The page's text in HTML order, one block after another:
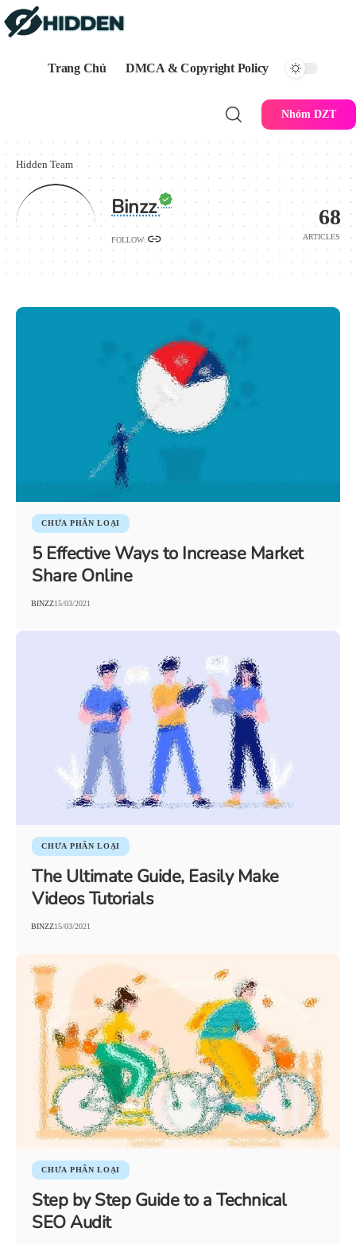
Trang Chủ DMCA & Copyright Policy
Nhóm DZT
Hidden Team
Binzz
FOLLOW:
68
ARTICLES
CHƯA PHÂN LOẠI
5 Effective Ways to Increase Market
Share Online
BINZZ15/03/2021
CHƯA PHÂN LOẠI
The Ultimate Guide, Easily Make
Videos Tutorials
BINZZ15/03/2021
CHƯA PHÂN LOẠI
Step by Step Guide to a Technical
SEO Audit